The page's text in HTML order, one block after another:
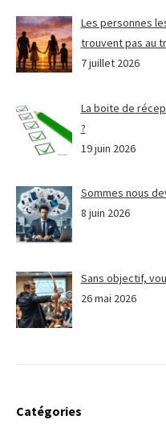
Les personnes
trouvent pas au
7 juillet 2026
La boite de
?
19 juin 2026
Sommes nous
8 juin 2026
Sans objectif,
26 mai 2026
Catégories